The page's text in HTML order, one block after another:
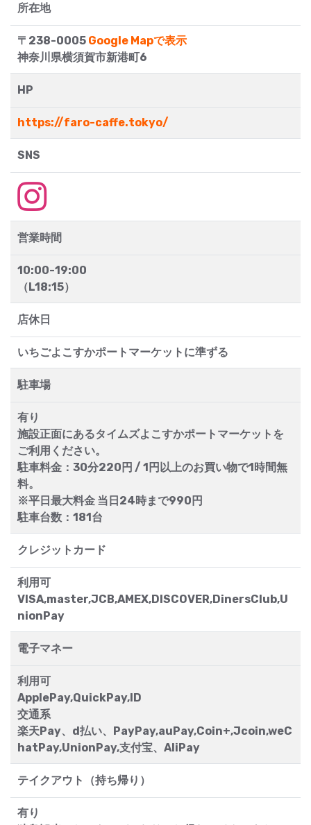
所在地
〒238-0005 Google Mapで表示
神奈川県横須賀市新港町6
HP
https://faro-caffe.tokyo/
SNS
営業時間
10:00-19:00
（L18:15）
店休日
いちごよこすかポートマーケットに準ずる
駐車場
有り
施設正面にあるタイムズよこすかポートマーケットを
ご利用ください。
駐車料金：30分220円 / 1円以上のお買い物で1時間無
料。
※平日最大料金 当日24時まで990円
駐車台数：181台
クレジットカード
利用可
VISA,master,JCB,AMEX,DISCOVER,DinersClub,U
nionPay
電子マネー
利用可
ApplePay,QuickPay,ID
交通系
楽天Pay、d払い、PayPay,auPay,Coin+,Jcoin,weC
hatPay,UnionPay,支付宝、AliPay
テイクアウト（持ち帰り）
有り